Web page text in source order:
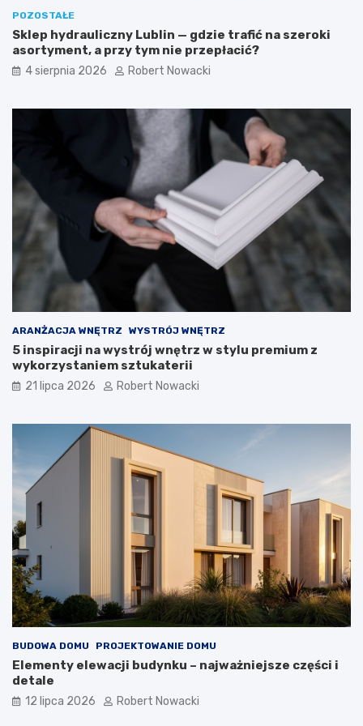
n
e
i
b
c
z
n
z
w
i
z
a
n
i
w
k
i
POZOSTAŁE
Sklep hydrauliczny Lublin — gdzie trafić na szeroki
asortyment, a przy tym nie przepłacić?
4 sierpnia 2026 Robert Nowacki
ARANŻACJA WNĘTRZ WYSTRÓJ WNĘTRZ
5 inspiracji na wystrój wnętrz w stylu premium z
wykorzystaniem sztukaterii
21 lipca 2026 Robert Nowacki
BUDOWA DOMU PROJEKTOWANIE DOMU
Elementy elewacji budynku – najważniejsze części i
detale
12 lipca 2026 Robert Nowacki